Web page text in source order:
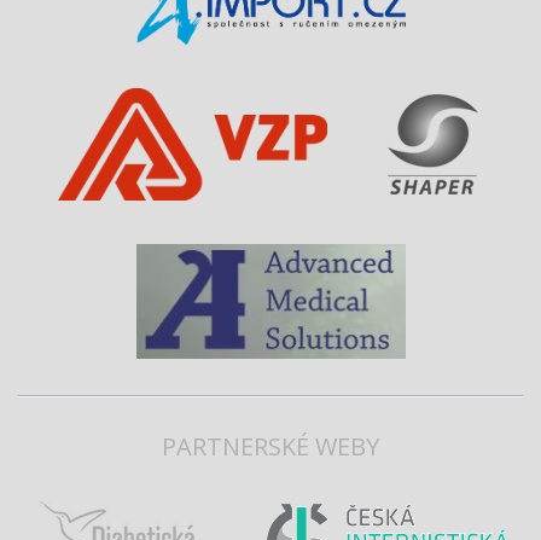
PARTNERSKÉ WEBY